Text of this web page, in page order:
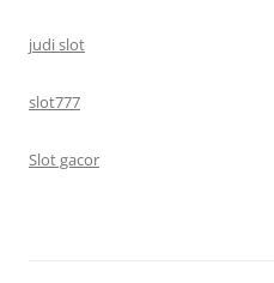
judi slot
slot777
Slot gacor